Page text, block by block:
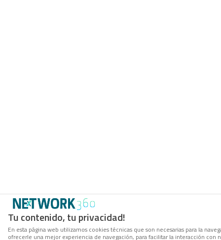
Tu contenido, tu privacidad!
En esta página web utilizamos cookies técnicas que son necesarias para la
ofrecerle una mejor experiencia de navegación, para facilitar la interacción